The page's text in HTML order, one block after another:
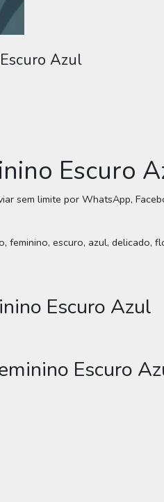
Azul
Escuro
sem limite por WhatsApp,
feminino, escuro, azul, delicado,
Escuro Azul
Escuro